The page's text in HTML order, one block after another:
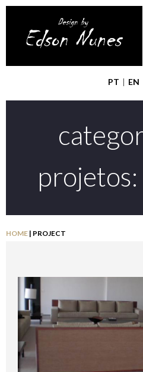
PT | EN
projetos:
HOME | PROJECT